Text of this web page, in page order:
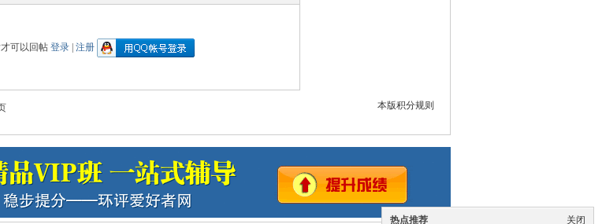
可以回帖 登录| 注册
本版积分规则
关闭
热点推荐